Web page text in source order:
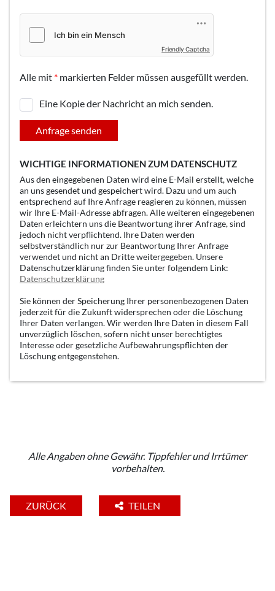
Friendly Captcha
Alle mit * markierten Felder müssen ausgefüllt werden.
Eine Kopie der Nachricht an mich senden.
Anfrage senden
WICHTIGE INFORMATIONEN ZUM DATENSCHUTZ
Aus den eingegebenen Daten wird eine E-Mail erstellt, welche
an uns gesendet und gespeichert wird. Dazu und um auch
entsprechend auf Ihre Anfrage reagieren zu können, müssen
wir Ihre E-Mail-Adresse abfragen. Alle weiteren eingegebenen
Daten erleichtern uns die Beantwortung ihrer Anfrage, sind
jedoch nicht verpflichtend. Ihre Daten werden
selbstverständlich nur zur Beantwortung Ihrer Anfrage
verwendet und nicht an Dritte weitergegeben. Unsere
Datenschutzerklärung finden Sie unter folgendem Link:
Datenschutzerklärung
Sie können der Speicherung Ihrer personenbezogenen Daten
jederzeit für die Zukunft widersprechen oder die Löschung
Ihrer Daten verlangen. Wir werden Ihre Daten in diesem Fall
unverzüglich löschen, sofern nicht unser berechtigtes
Interesse oder gesetzliche Aufbewahrungspflichten der
Löschung entgegenstehen.
Alle Angaben ohne Gewähr. Tippfehler und Irrtümer
vorbehalten.
ZURÜCK TEILEN